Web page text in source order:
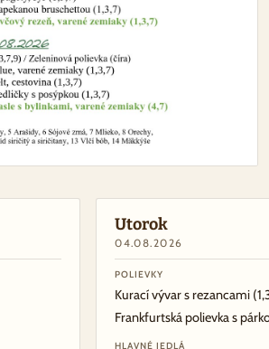
Utorok
04.08.2026
POLIEVKY
Kurací vývar s rezancami
Frankfurtská polievka s
HLAVNÉ JEDLÁ